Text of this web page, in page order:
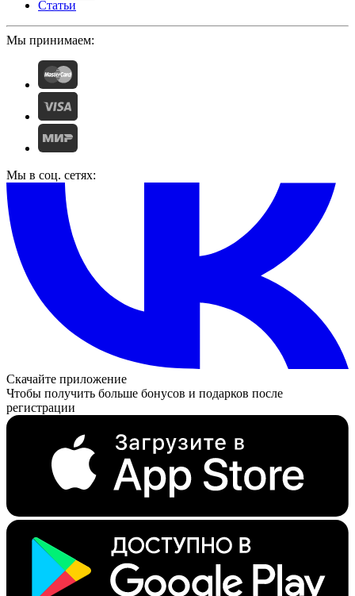
Статьи
Мы принимаем:
Мы в соц. сетях:
Скачайте приложение
Чтобы получить больше бонусов и подарков после
регистрации